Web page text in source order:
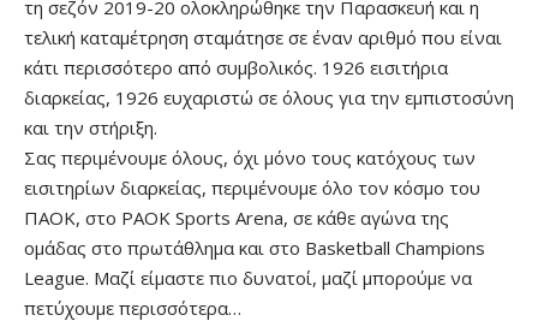
τη σεζόν 2019-20 ολοκληρώθηκε την Παρασκευή και η
τελική καταμέτρηση σταμάτησε σε έναν αριθμό που είναι
κάτι περισσότερο από συμβολικός. 1926 εισιτήρια
διαρκείας, 1926 ευχαριστώ σε όλους για την εμπιστοσύνη
και την στήριξη.
Σας περιμένουμε όλους, όχι μόνο τους κατόχους των
εισιτηρίων διαρκείας, περιμένουμε όλο τον κόσμο του
ΠΑΟΚ, στο PAOK Sports Arena, σε κάθε αγώνα της
ομάδας στο πρωτάθλημα και στο Basketball Champions
League. Μαζί είμαστε πιο δυνατοί, μαζί μπορούμε να
πετύχουμε περισσότερα…